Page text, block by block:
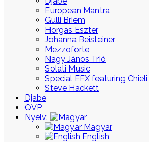
European Mantra
Gulli Briem
Horgas Eszter
Johanna Beisteiner
Mezzoforte
Nagy János Trió
Solati Music
Special EFX featuring
Steve Hackett
Djabe
QVP
Nyelv:
Magyar
English